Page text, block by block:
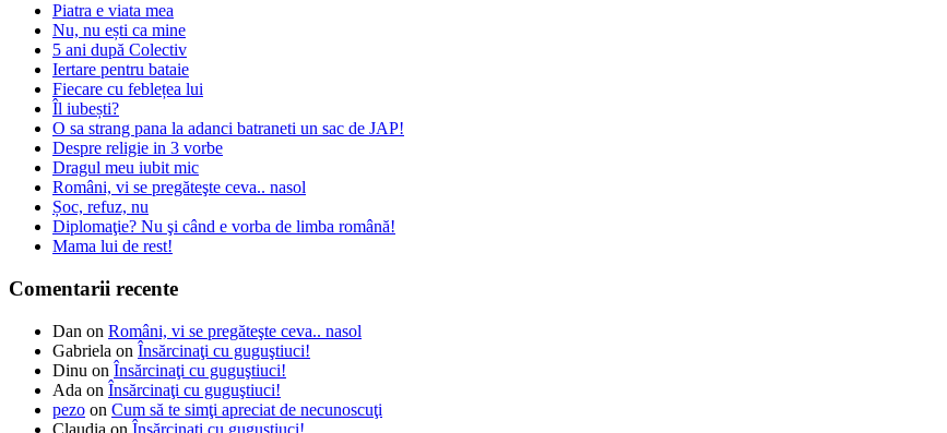
Piatra e viata mea
Nu, nu ești ca mine
5 ani după Colectiv
Iertare pentru bataie
Fiecare cu feblețea lui
Îl iubești?
O sa strang pana la adanci batraneti un sac de JAP!
Despre religie in 3 vorbe
Dragul meu iubit mic
Români, vi se pregăteşte ceva.. nasol
Șoc, refuz, nu
Diplomaţie? Nu şi când e vorba de limba română!
Mama lui de rest!
Comentarii recente
Dan on Români, vi se pregăteşte ceva.. nasol
Gabriela on Însărcinaţi cu guguştiuci!
Dinu on Însărcinaţi cu guguştiuci!
Ada on Însărcinaţi cu guguştiuci!
pezo on Cum să te simţi apreciat de necunoscuţi
Claudia on Însărcinaţi cu guguştiuci!